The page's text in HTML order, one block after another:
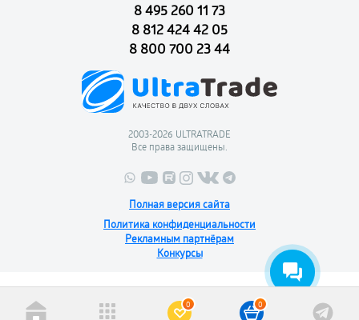
0 0
8 495 260 11 73
8 812 424 42 05
8 800 700 23 44
2003-2026 ULTRATRADE
Все права защищены.
Полная версия сайта
Политика конфиденциальности
Рекламным партнёрам
Конкурсы